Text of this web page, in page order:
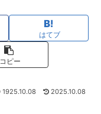
はてブ
コピー
1925.10.08 2025.10.08